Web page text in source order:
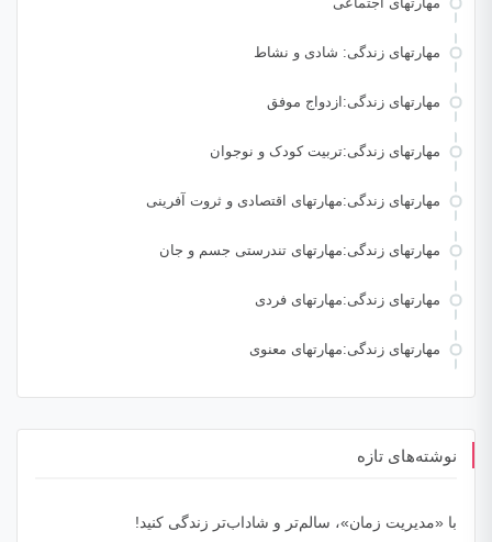
مهارتهای زندگی: شادی و نشاط
مهارتهای زندگی:ازدواج موفق
مهارتهای زندگی:تربیت کودک و نوجوان
مهارتهای زندگی:مهارتهای اقتصادی و ثروت آفرینی
مهارتهای زندگی:مهارتهای تندرستی جسم و جان
مهارتهای زندگی:مهارتهای فردی
مهارتهای زندگی:مهارتهای معنوی
نوشته‌های تازه
با «مدیریت زمان»، سالم‌تر و شاداب‌تر زندگی کنید!